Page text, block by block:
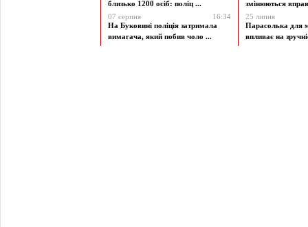
близько 1200 осіб: поліц ...
07 серпня
16:34
На Буковині поліція затримала
вимагача, який побив чоло ...
змінюються
25 липня
Парасолька для
впливає на